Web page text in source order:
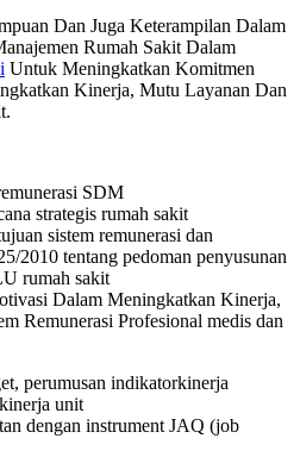
Dan Juga Keterampilan Dalam
Rumah Sakit Dalam
Untuk Meningkatkan Komitmen
Kinerja, Mutu Layanan Dan
SDM
strategis rumah sakit
sistem remunerasi dan
2010 tentang pedoman penyusunan
rumah sakit
Dalam Meningkatkan Kinerja,
Remunerasi Profesional medis dan
perumusan indikatorkinerja
unit
dengan instrument JAQ (job